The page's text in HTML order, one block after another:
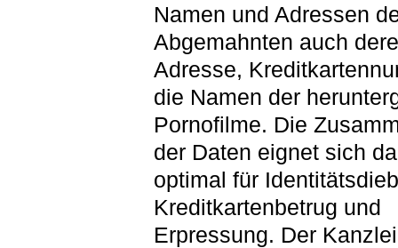
Namen und Adressen
Abgemahnten auch
Adresse,
die Namen der
Pornofilme. Die
der Daten eignet sich
optimal für
Kreditkartenbetrug und
Erpressung. Der